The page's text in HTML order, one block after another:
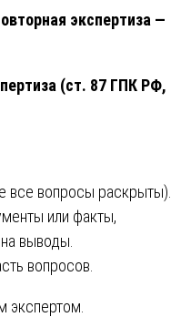
экспертиза —
(ст. 87 ГПК РФ,
все вопросы раскрыты).
или факты,
выводы.
вопросов.
экспертом.